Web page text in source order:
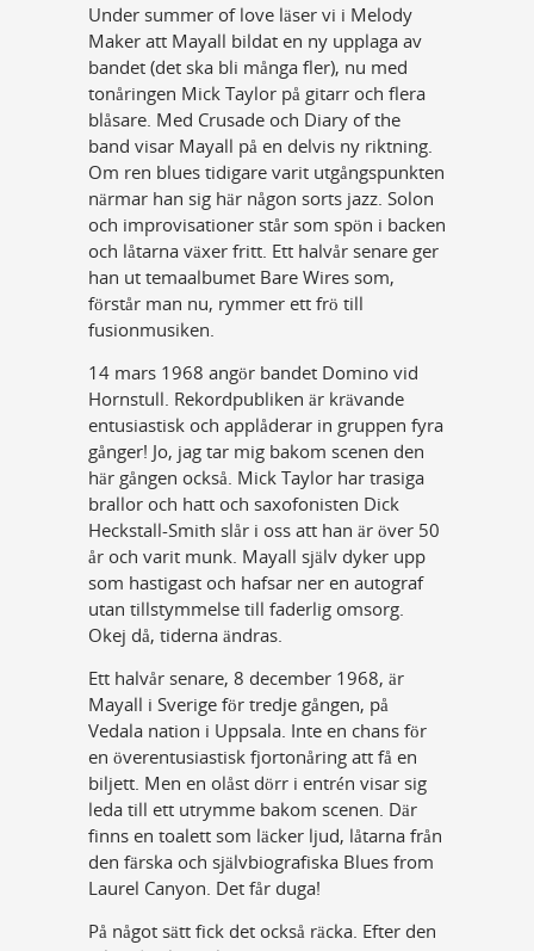
Under summer of love läser vi i Melody
Maker att Mayall bildat en ny upplaga av
bandet (det ska bli många fler), nu med
tonåringen Mick Taylor på gitarr och flera
blåsare. Med Crusade och Diary of the
band visar Mayall på en delvis ny riktning.
Om ren blues tidigare varit utgångspunkten
närmar han sig här någon sorts jazz. Solon
och improvisationer står som spön i backen
och låtarna växer fritt. Ett halvår senare ger
han ut temaalbumet Bare Wires som,
förstår man nu, rymmer ett frö till
fusionmusiken.
14 mars 1968 angör bandet Domino vid
Hornstull. Rekordpubliken är krävande
entusiastisk och applåderar in gruppen fyra
gånger! Jo, jag tar mig bakom scenen den
här gången också. Mick Taylor har trasiga
brallor och hatt och saxofonisten Dick
Heckstall-Smith slår i oss att han är över 50
år och varit munk. Mayall själv dyker upp
som hastigast och hafsar ner en autograf
utan tillstymmelse till faderlig omsorg.
Okej då, tiderna ändras.
Ett halvår senare, 8 december 1968, är
Mayall i Sverige för tredje gången, på
Vedala nation i Uppsala. Inte en chans för
en överentusiastisk fjortonåring att få en
biljett. Men en olåst dörr i entrén visar sig
leda till ett utrymme bakom scenen. Där
finns en toalett som läcker ljud, låtarna från
den färska och självbiografiska Blues from
Laurel Canyon. Det får duga!
På något sätt fick det också räcka. Efter den